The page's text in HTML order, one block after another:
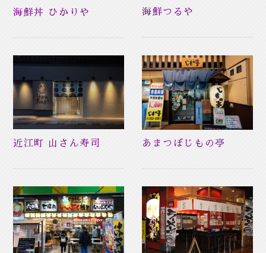
海鮮丼 ひかりや 海鮮つるや
近江町 山さん寿司 あまつぼじもの亭